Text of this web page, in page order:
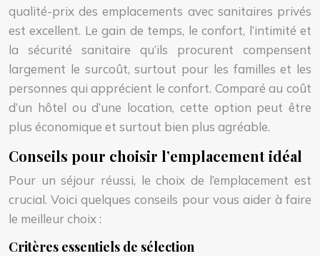
qualité-prix des emplacements avec sanitaires privés
est excellent. Le gain de temps, le confort, l’intimité et
la sécurité sanitaire qu’ils procurent compensent
largement le surcoût, surtout pour les familles et les
personnes qui apprécient le confort. Comparé au coût
d’un hôtel ou d’une location, cette option peut être
plus économique et surtout bien plus agréable.
Conseils pour choisir l’emplacement idéal
Pour un séjour réussi, le choix de l’emplacement est
crucial. Voici quelques conseils pour vous aider à faire
le meilleur choix :
Critères essentiels de sélection